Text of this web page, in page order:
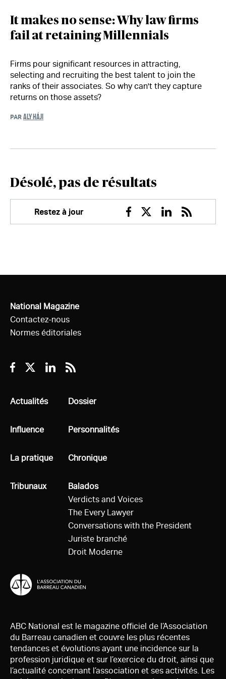
It makes no sense: Why law firms
fail at retaining Millennials
Firms pour significant resources in attracting,
selecting and recruiting the best talent to join the
ranks of their associates. So why can't they capture
returns on those assets?
PAR ALY HÁJI
Désolé, pas de résultats
Restez à jour
Facebook
TwitterLinkedin
RSS
National Magazine
Contactez-nous
Normes éditoriales
Facebook
TwitterLinkedin
RSS
Tous
Actualités
Tous
Influence
Tous
La pratique
Tous
Tribunaux
Tous
Dossier
Tous
Personnalités
Tous
Chronique
Tous
Balados
Verdicts and Voices
The Every Lawyer
Conversations with the President
Juriste branché
Droit Moderne
ABC National est le magazine officiel de l’Association
du Barreau canadien et couvre les plus récentes
tendances et évolutions ayant une incidence sur la
profession juridique et sur l’exercice du droit, ainsi que
l’actualité concernant l’association et ses activités. Les